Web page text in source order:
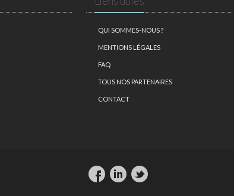
QUI SOMMES-NOUS ?
MENTIONS LÉGALES
FAQ
TOUS NOS PARTENAIRES
CONTACT